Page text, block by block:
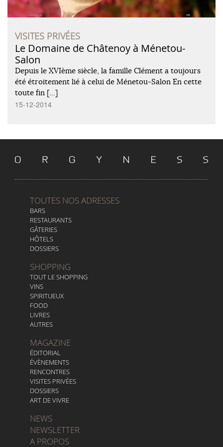
VISITES PRIVÉES
Le Domaine de Châtenoy à Ménetou-
Salon
Depuis le XVIème siècle, la famille Clément a toujours
été étroitement lié à celui de Ménetou-Salon En cette
toute fin […]
15-12-2014
TOUTES NOS ADRESSES
BARS
RESTAURANTS
GÂTERIES
HÔTELS
DOSSIERS
SHOPPING
TOUT LE SHOPPING
VINS
SPIRITUEUX
FOOD
LIVRES
AUTRES
MAGAZINE
ÉDITORIAL
ÉVÈNEMENTS
RENCONTRES
VISITES PRIVÉES
DOSSIERS
ART DE VIVRE
NEWS
NEWSLETTER
A PROPOS